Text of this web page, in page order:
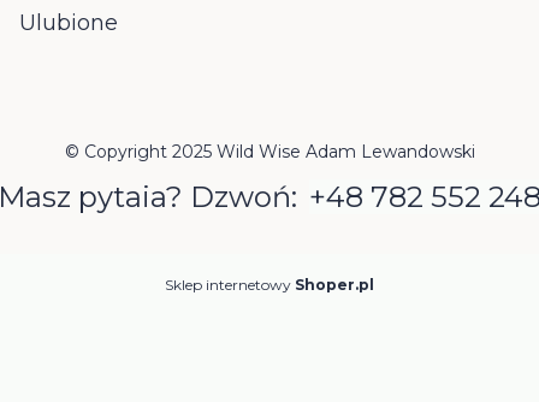
Ulubione
© Copyright 2025 Wild Wise Adam Lewandowski
pytaia? Dzwoń: +48 782 552
Sklep internetowy Shoper.pl